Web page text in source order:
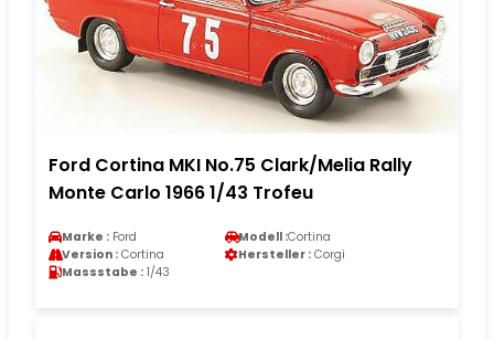
Ford Cortina MKI No.75 Clark/Melia Rally
Monte Carlo 1966 1/43 Trofeu
Marke : Ford Modell :Cortina
Version : Cortina Hersteller : Corgi
Massstabe : 1/43